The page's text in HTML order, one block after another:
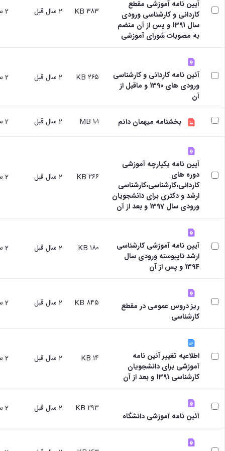
با ما
آدرس
و
تلفن
و
علوم
نفت
دانشکده
علوم
انسانی
دانشکده
هنر
و
معماری
دانشکده
دامپزشکی
پایه
دانشکده
علوم
اقتصادی
و
اجتماعی
دانشکده
علوم
ورزشی
دانشکده
اقماری
فنی
و
منابع
طبیعی
تویسرکان
فنی
و
مهندسی
کبودرآهنگ
مدیریت
و
رزن
صنایع
غذایی
بهار
نهاوند
غیر
فارسی
زبانان
آموزش
های
آزاد،
کاربردی
و
الکترونیکی
آیین نامه آموزشی مقطع
کاردانی و کارشناسی ورودی
سال 1391 و پس از آن منضم
به مصوبات شورای آموزشی
۳۸۳ KB 2 سال قبل 2 سال قبل
آئین نامه کاردانی و کارشناسی
ورودی های 1390 و ماقبل از
آن
۲۶۵ KB 2 سال قبل 2 سال قبل
بخشنامه میهمان دائم ۱٫۱ MB 2 سال قبل 2 سال قبل
آیین نامه یکپارچه آموزشی
دوره های
کاردانی،کارشناسی،کارشناسی
ارشد و دکتری برای دانشجویان
ورودی سال 1397 و بعد از آن
۲۶۶ KB 2 سال قبل 2 سال قبل
آیین نامه آموزشی کارشناسی
ارشد ناپیوسته ورودی سال
1394 و پس از آن
۱۸۰ KB 2 سال قبل 2 سال قبل
ریز دروس عمومی در مقطع
کارشناسی
۸۴۵ KB 2 سال قبل 2 سال قبل
اطلاعیه تغییر آئین نامه
آموزشی برای دانشجویان
کارشناسی 1391 و بعد از آن
۱۴ KB 2 سال قبل 2 سال قبل
آئین نامه آموزشی دانشگاه
۲۹۳ KB 2 سال قبل 2 سال قبل